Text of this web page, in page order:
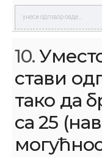
10.
стави
тако да
са 25